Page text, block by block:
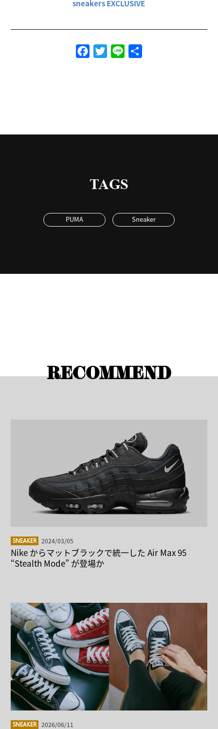
sneakers EXCLUSIVE
FacebookTwitterLine
TAGS
PUMA Sneaker
RECOMMEND
SNEAKER 2024/03/05
Nike からマットブラックで統一した Air Max 95
“Stealth Mode” が登場か
SNEAKER 2026/06/11